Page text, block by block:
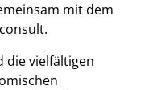
mit dem
die vielfältigen